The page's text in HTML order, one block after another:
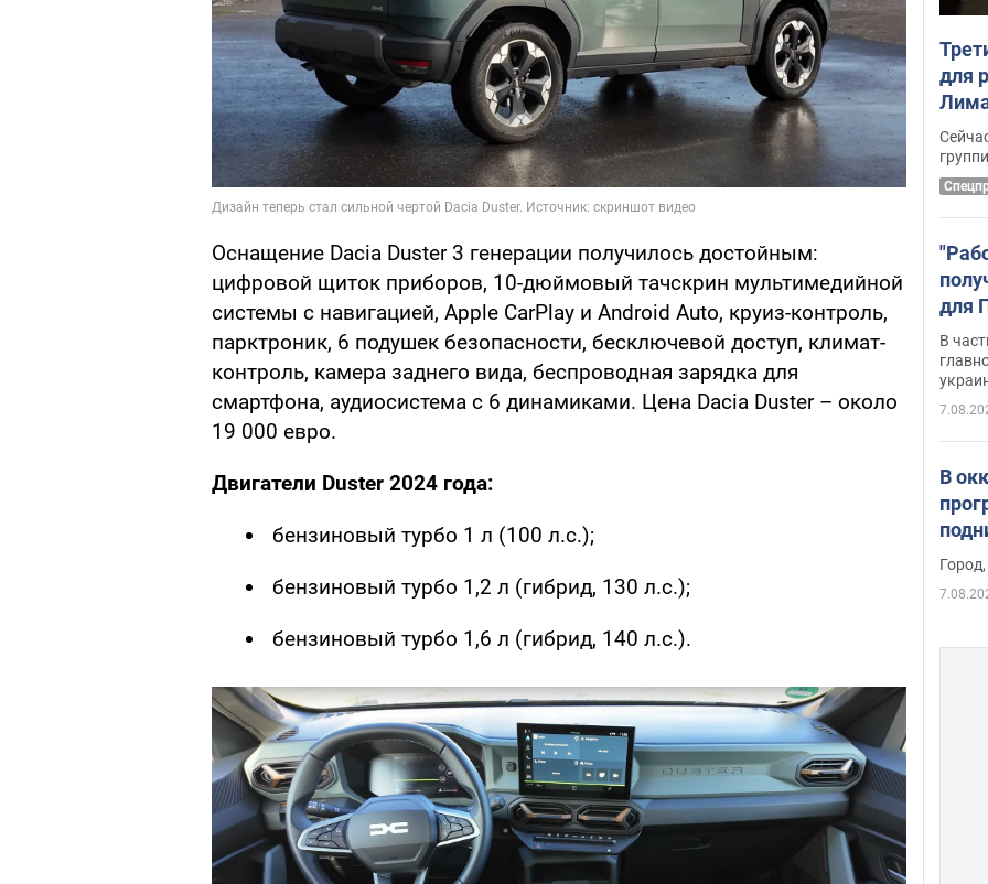
Оснащение Dacia Duster 3 генерации получилось достойным:
цифровой щиток приборов, 10-дюймовый тачскрин мультимедийной
системы с навигацией, Apple CarPlay и Android Auto, круиз-контроль,
парктроник, 6 подушек безопасности, бесключевой доступ, климат-
контроль, камера заднего вида, беспроводная зарядка для
смартфона, аудиосистема с 6 динамиками. Цена Dacia Duster – около
19 000 евро.
Двигатели Duster 2024 года:
бензиновый турбо 1 л (100 л.с.);
бензиновый турбо 1,2 л (гибрид, 130 л.с.);
бензиновый турбо 1,6 л (гибрид, 140 л.с.).
для
для
В
В